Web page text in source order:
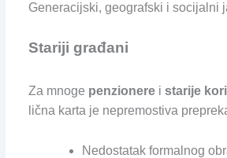
Generacijski, geografski i socijalni
Stariji građani
Za mnoge penzionerei starije
lična karta je nepremostiva
Nedostatak formalnog